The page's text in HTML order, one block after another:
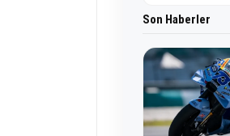
Son Haberler